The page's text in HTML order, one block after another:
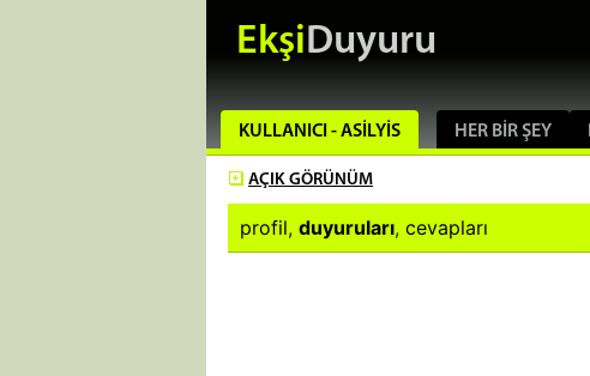
EkşiDuyuru
KULLANICI - ASILYIS HER BIR ŞEY
AÇIK GÖRÜNÜM
profil, duyuruları, cevapları